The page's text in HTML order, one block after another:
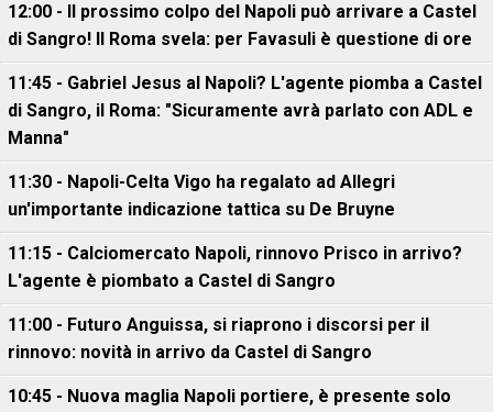
12:00 - Il prossimo colpo del Napoli può arrivare a Castel
di Sangro! Il Roma svela: per Favasuli è questione di ore
11:45 - Gabriel Jesus al Napoli? L'agente piomba a Castel
di Sangro, il Roma: "Sicuramente avrà parlato con ADL e
Manna"
11:30 - Napoli-Celta Vigo ha regalato ad Allegri
un'importante indicazione tattica su De Bruyne
11:15 - Calciomercato Napoli, rinnovo Prisco in arrivo?
L'agente è piombato a Castel di Sangro
11:00 - Futuro Anguissa, si riaprono i discorsi per il
rinnovo: novità in arrivo da Castel di Sangro
10:45 - Nuova maglia Napoli portiere, è presente solo